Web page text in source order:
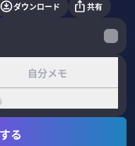
ダウンロード 共有
自分メモ
る